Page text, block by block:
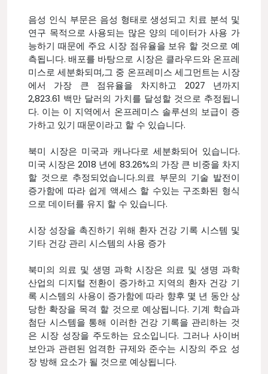
음성 인식 부문은 음성 형태로 생성되고 치료 분석 및
연구 목적으로 사용되는 많은 양의 데이터가 사용 가
능하기 때문에 주요 시장 점유율을 보유 할 것으로 예
측됩니다. 배포를 바탕으로 시장은 클라우드와 온프레
미스로 세분화되며,그 중 온프레미스 세그먼트는 시장
에서 가장 큰 점유율을 차지하고 2027 년까지
2,823.61 백만 달러의 가치를 달성할 것으로 추정됩니
다. 이는 이 지역에서 온프레미스 솔루션의 보급이 증
가하고 있기 때문이라고 할 수 있습니다.
북미 시장은 미국과 캐나다로 세분화되어 있습니다.
미국 시장은 2018 년에 83.26%의 가장 큰 비중을 차지
할 것으로 추정되었습니다.의료 부문의 기술 발전이
증가함에 따라 쉽게 액세스 할 수있는 구조화된 형식
으로 데이터를 유지 할 수 있습니다.
시장 성장을 촉진하기 위해 환자 건강 기록 시스템 및
기타 건강 관리 시스템의 사용 증가
북미의 의료 및 생명 과학 시장은 의료 및 생명 과학
산업의 디지털 전환이 증가하고 지역의 환자 건강 기
록 시스템의 사용이 증가함에 따라 향후 몇 년 동안 상
당한 확장을 목격 할 것으로 예상됩니다. 기계 학습과
첨단 시스템을 통해 이러한 건강 기록을 관리하는 것
은 시장 성장을 주도하는 요소입니다. 그러나 사이버
보안과 관련된 엄격한 규제와 준수는 시장의 주요 성
장 방해 요소가 될 것으로 예상됩니다.